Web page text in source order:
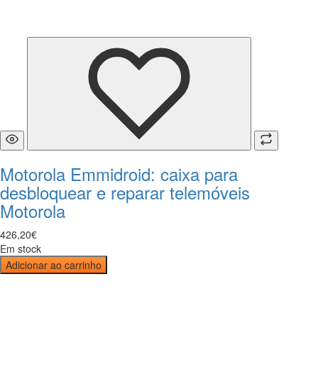
Motorola Emmidroid: caixa para
desbloquear e reparar telemóveis
Motorola
426,20€
Em stock
Adicionar ao carrinho